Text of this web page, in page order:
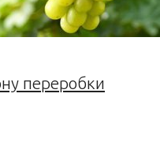
переробки